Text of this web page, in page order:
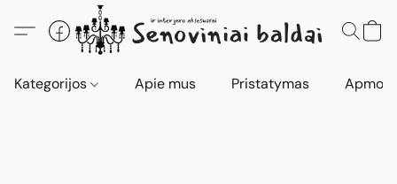
Kategorijos Apie mus Pristatymas